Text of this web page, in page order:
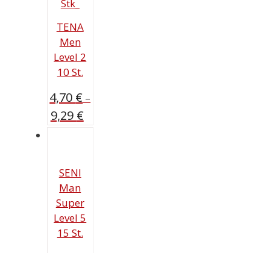
TENA
Men
Level 2
10 St.
4,70 € –
9,29 €
SENI
Man
Super
Level 5
15 St.